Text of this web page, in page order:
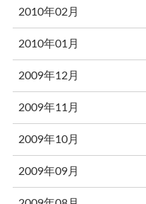
2010年02月
2010年01月
2009年12月
2009年11月
2009年10月
2009年09月